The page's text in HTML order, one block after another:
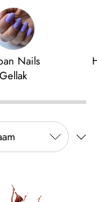
Nails
Gellak